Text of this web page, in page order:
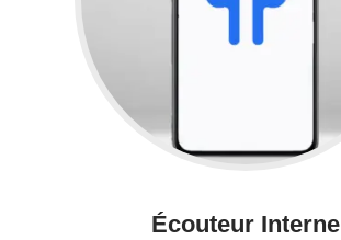
Écouteur Interne